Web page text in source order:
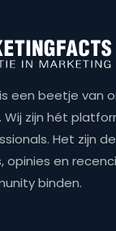
een beetje van
Wij zijn hét
Het zijn
opinies en
binden.